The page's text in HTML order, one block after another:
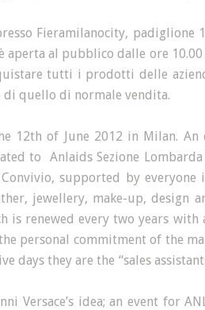
Fieramilanocity, padiglione
aperta al pubblico dalle ore
tutti i prodotti delle
di quello di normale vendita.
12th of June 2012 in Milan. An
to Anlaids Sezione Lombarda
supported by everyone
jewellery, make-up, design
renewed every two years with
personal commitment of the
days they are the “sales
Versace’s idea; an event for